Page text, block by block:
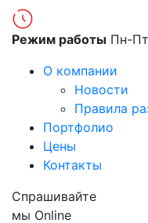
Режим работы Пн-
О компании
Новости
Правила
Портфолио
Цены
Контакты
Спрашивайте
мы Online